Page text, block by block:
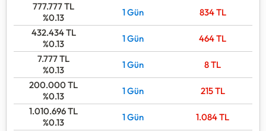
777.777TL
%0.13
1 Gün 834TL
432.434TL
%0.13
1 Gün 464TL
7.777TL
%0.13
1 Gün 8TL
200.000TL
%0.13
1 Gün 215TL
1.010.696TL
%0.13
1 Gün 1.084TL